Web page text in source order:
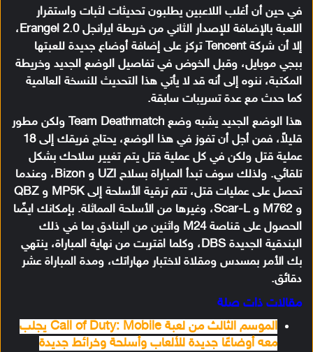
في حين أن أغلب اللاعبين يطلبون تحديثات لثبات واستقرار
اللعبة بالإضافة للإصدار الثاني من خريطة ايرانجل Erangel 2.0،
إلا أن شركة Tencent تركز على إضافة أوضاع جديدة للعبتها
ببجي موبايل، وقبل الخوض في تفاصيل الوضع الجديد وخريطة
المكتبة، ننوه إلى أنه قد لا يأتي هذا التحديث للنسخة العالمية
كما حدث مع عدة تسريبات سابقة.
هذا الوضع الجديد يشبه وضع Team Deathmatch ولكن مطور
قليلاً، فمن أجل أن تفوز في هذا الوضع، يحتاج فريقك إلى 18
عملية قتل ولكن في كل عملية قتل يتم تغيير سلاحك بشكل
تلقائي. ولذلك سوف تبدأ المباراة بسلاح UZI و Bizon، وعندما
تحصل على عمليات قتل، تتم ترقية الأسلحة إلى MP5K و QBZ
و M762 و Scar-L، وغيرها من الأسلحة المماثلة. بإمكانك ايضًا
الحصول على قناصة M24 واثنين من البنادق بما في ذلك
البندقية الجديدة DBS، وكلما اقتربت من نهاية المباراة، ينتهي
بك الأمر بمسدس ومقلاة لاختبار مهاراتك، ومدة المباراة عشر
دقائق.
مقالات ذات صلة
الموسم الثالث من لعبة Call of Duty: Mobile يجلب
معه أوضاعًا جديدة للألعاب وأسلحة وخرائط جديدة